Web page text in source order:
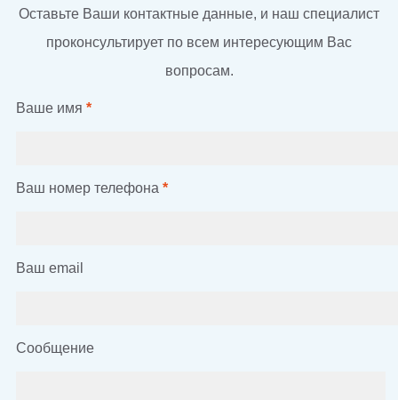
Оставьте Ваши контактные данные, и наш специалист
проконсультирует по всем интересующим Вас
вопросам.
Ваше имя *
Ваш номер телефона *
Ваш email
Сообщение